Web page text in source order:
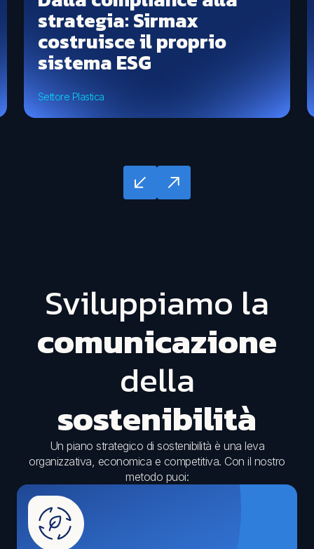
strategia: Sirmax
costruisce il proprio
sistema ESG
Settore Plastica
Sviluppiamo la
comunicazione
della
sostenibilità
Un piano strategico di sostenibilità è una leva
organizzativa, economica e competitiva. Con il nostro
metodo puoi: